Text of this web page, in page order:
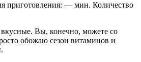
приготовления: — мин. Количество
Вы, конечно, можете со
обожаю сезон витаминов и